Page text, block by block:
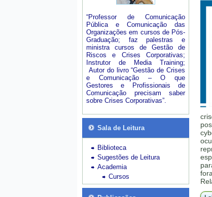
“Professor de Comunicação
Pública e Comunicação das
Organizações em cursos de Pós-
Graduação; faz palestras e
ministra cursos de Gestão de
Riscos e Crises Corporativas;
Instrutor de Media Training;
Autor do livro “Gestão de Crises
e Comunicação – O que
Gestores e Profissionais de
Comunicação precisam saber
sobre Crises Corporativas”.
Sala de Leitura
Biblioteca
Sugestões de Leitura
Academia
Cursos